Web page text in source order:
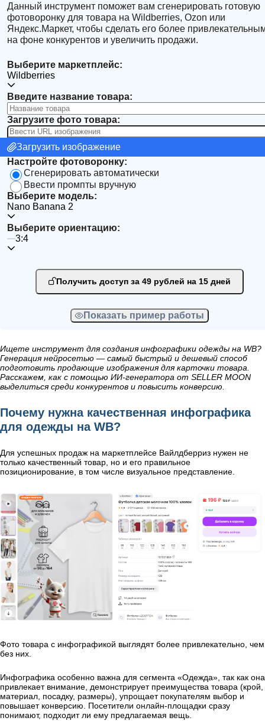
Данный инструмент поможет вам сгенерировать готовую
фотоворонку для товара на Wildberries, Ozon или
Яндекс.Маркет, чтобы сделать его более
на фоне конкурентов и увеличить продажи.
Выберите маркетплейс:
Wildberries
Введите название товара:
Загрузите фото товара:
Загрузить изображение
Настройте фотоворонку:
Сгенерировать автоматически
Ввести промпты вручную
Выберите модель:
Nano Banana 2
Выберите ориентацию:
3:4
Получить доступ за 49 рублей на 15 дней
Показать пример работы
Ищете инструмент для создания инфографики одежды на WB?
Генерация нейросетью — самый быстрый и дешевый способ
подготовить продающие изображения для карточки товара.
Расскажем, как с помощью ИИ-генератора от SELLER MOON
выделиться среди конкурентов и повысить конверсию.
Почему нужна качественная инфографика
для одежды на WB?
Для успешных продаж на маркетплейсе Вайлдберриз нужен не
только качественный товар, но и его правильное
позиционирование, в том числе визуальное представление.
Фото товара с инфографикой выглядят более привлекательно, чем
без них.
Инфографика особенно важна для сегмента «Одежда», так как она
привлекает внимание, демонстрирует преимущества товара (крой,
материал, посадку, размеры), упрощает покупателям выбор и
повышает конверсию. Посетители онлайн-площадки сразу
понимают, подходит ли ему предлагаемая вещь.